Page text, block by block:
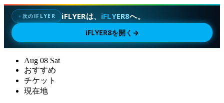
✦ 次のIFLYER iFLYERは、 iFLYER8へ。
iFLYER8を開く →
Aug 08 Sat
おすすめ
チケット
現在地